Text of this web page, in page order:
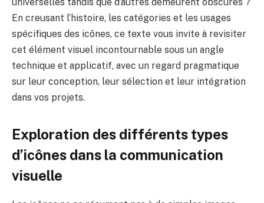
En creusant l’histoire, les catégories et les usages
spécifiques des icônes, ce texte vous invite à revisiter
cet élément visuel incontournable sous un angle
technique et applicatif, avec un regard pragmatique
sur leur conception, leur sélection et leur intégration
dans vos projets.
Exploration des différents types
d’icônes dans la communication
visuelle